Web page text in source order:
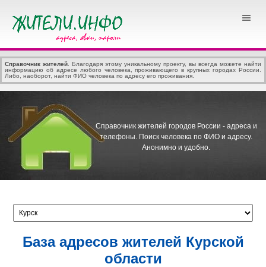
Справочник жителей . Благодаря этому уникальному проекту, вы всегда можете найти
информацию об адресе любого человека, проживающего в крупных городах России.
Либо, наоборот, найти ФИО человека по адресу его проживания.
Справочник жителей городов России - адреса и
телефоны. Поиск человека по ФИО и адресу.
Анонимно и удобно.
База адресов жителей Курской
области